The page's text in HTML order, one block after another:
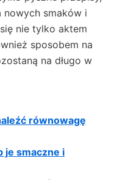
smaków i
nie tylko aktem
sposobem na
na długo w
równowagę
je smaczne i